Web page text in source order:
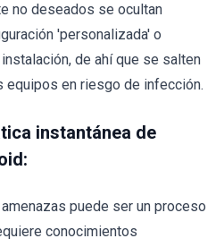
no deseados se ocultan
'personalizada' o
de ahí que se salten
en riesgo de infección.
instantánea de
puede ser un proceso
conocimientos